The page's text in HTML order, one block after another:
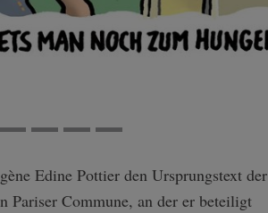
Edine Pottier den Ursprungstext der
Pariser Commune, an der er beteiligt